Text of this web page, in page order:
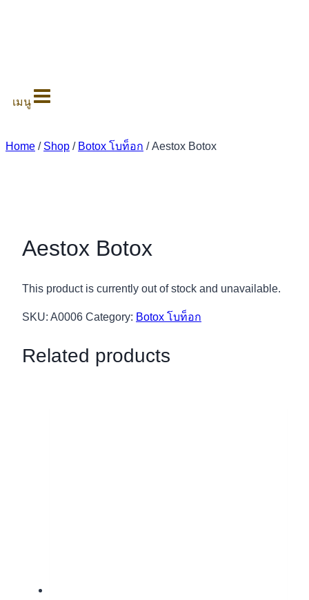
เมนู
Home / Shop / Botox โบท็อก / Aestox Botox
Aestox Botox
This product is currently out of stock and unavailable.
SKU: A0006 Category: Botox โบท็อก
Related products